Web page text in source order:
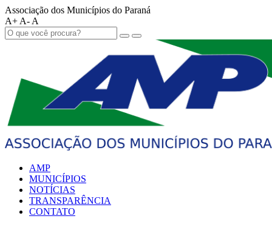
Associação dos Municípios do Paraná
A+ A- A
AMP
MUNICÍPIOS
NOTÍCIAS
TRANSPARÊNCIA
CONTATO